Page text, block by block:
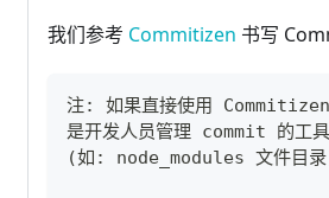
我们参考 Commitizen 书写
注: 如果直接使用
是开发人员管理 commit 的工
(如: node_modules 文件目